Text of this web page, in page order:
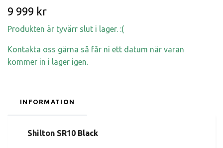
9 999 kr
Produkten är tyvärr slut i lager. :(
Kontakta oss gärna så får ni ett datum när varan
kommer in i lager igen.
INFORMATION
Shilton SR10 Black